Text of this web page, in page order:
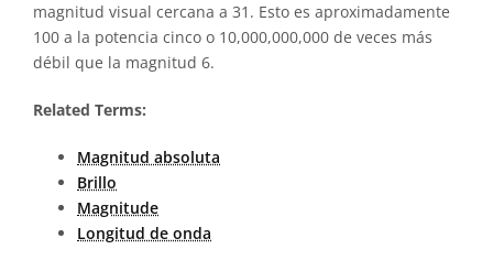
magnitud visual cercana a 31. Esto es aproximadamente
100 a la potencia cinco o 10,000,000,000 de veces más
débil que la magnitud 6.
Related Terms:
Magnitud absoluta
Brillo
Magnitude
Longitud de onda